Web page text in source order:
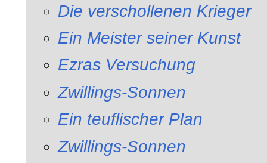
Die verschollenen Krieger
Ein Meister seiner Kunst
Ezras Versuchung
Zwillings-Sonnen
Ein teuflischer Plan
Zwillings-Sonnen